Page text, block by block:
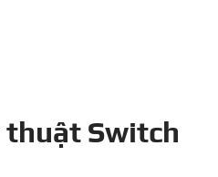
thuật Switch